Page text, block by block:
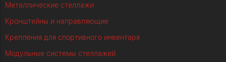
Металлические стеллажи
Кронштейны и направляющие
Крепления для спортивного инвентаря
Модульные системы стеллажей